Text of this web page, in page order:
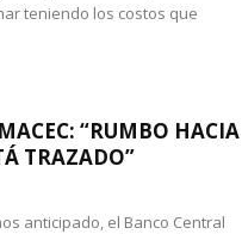
teniendo los costos que
“RUMBO HACIA
TRAZADO”
anticipado, el Banco Central